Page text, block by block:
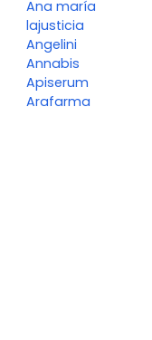
Ana maría
lajusticia
Angelini
Annabis
Apiserum
Arafarma